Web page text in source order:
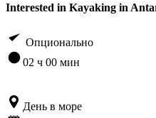
Interested in Kayaking in
Опционально
02 ч 00 мин
День в море